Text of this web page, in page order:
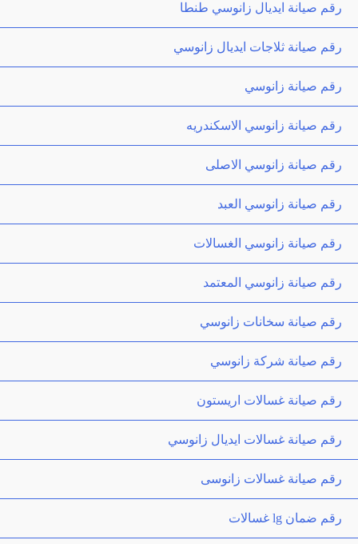
رقم صيانة ايديال زانوسي طنطا
رقم صيانة ثلاجات ايديال زانوسي
رقم صيانة زانوسي
رقم صيانة زانوسي الاسكندريه
رقم صيانة زانوسي الاصلى
رقم صيانة زانوسي العبد
رقم صيانة زانوسي الغسالات
رقم صيانة زانوسي المعتمد
رقم صيانة سخانات زانوسي
رقم صيانة شركة زانوسي
رقم صيانة غسالات اريستون
رقم صيانة غسالات ايديال زانوسي
رقم صيانة غسالات زانوسى
رقم ضمان lg غسالات